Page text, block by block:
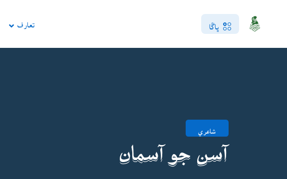
ڀاڱا تعارف
شاعري
آسن جو آسمان